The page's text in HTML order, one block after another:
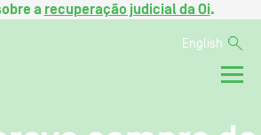
a recuperação judicial da Oi.
English